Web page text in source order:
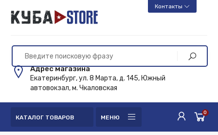
Контакты
Адрес магазина
Екатеринбург, ул. 8 Марта, д. 145, Южный
автовокзал, м. Чкаловская
КАТАЛОГ ТОВАРОВ МЕНЮ
0